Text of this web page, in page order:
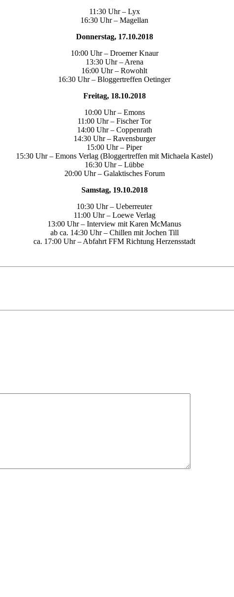
11:30 Uhr – Lyx
16:30 Uhr – Magellan
Donnerstag, 17.10.2018
10:00 Uhr – Droemer Knaur
13:30 Uhr – Arena
16:00 Uhr – Rowohlt
16:30 Uhr – Bloggertreffen Oetinger
Freitag, 18.10.2018
10:00 Uhr – Emons
11:00 Uhr – Fischer Tor
14:00 Uhr – Coppenrath
14:30 Uhr – Ravensburger
15:00 Uhr – Piper
15:30 Uhr – Emons Verlag (Bloggertreffen mit Michaela Kastel)
16:30 Uhr – Lübbe
20:00 Uhr – Galaktisches Forum
Samstag, 19.10.2018
10:30 Uhr – Ueberreuter
11:00 Uhr – Loewe Verlag
13:00 Uhr – Interview mit Karen McManus
ab ca. 14:30 Uhr – Chillen mit Jochen Till
ca. 17:00 Uhr – Abfahrt FFM Richtung Herzensstadt